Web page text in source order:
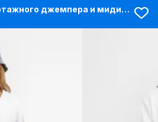
Костюм из трикотажного джемпера и миди-юбки